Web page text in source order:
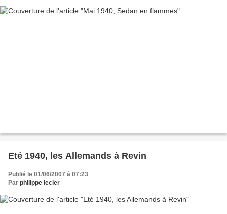
Eté 1940, les Allemands à Revin
Publié le 01/06/2007 à 07:23
Par philippe lecler